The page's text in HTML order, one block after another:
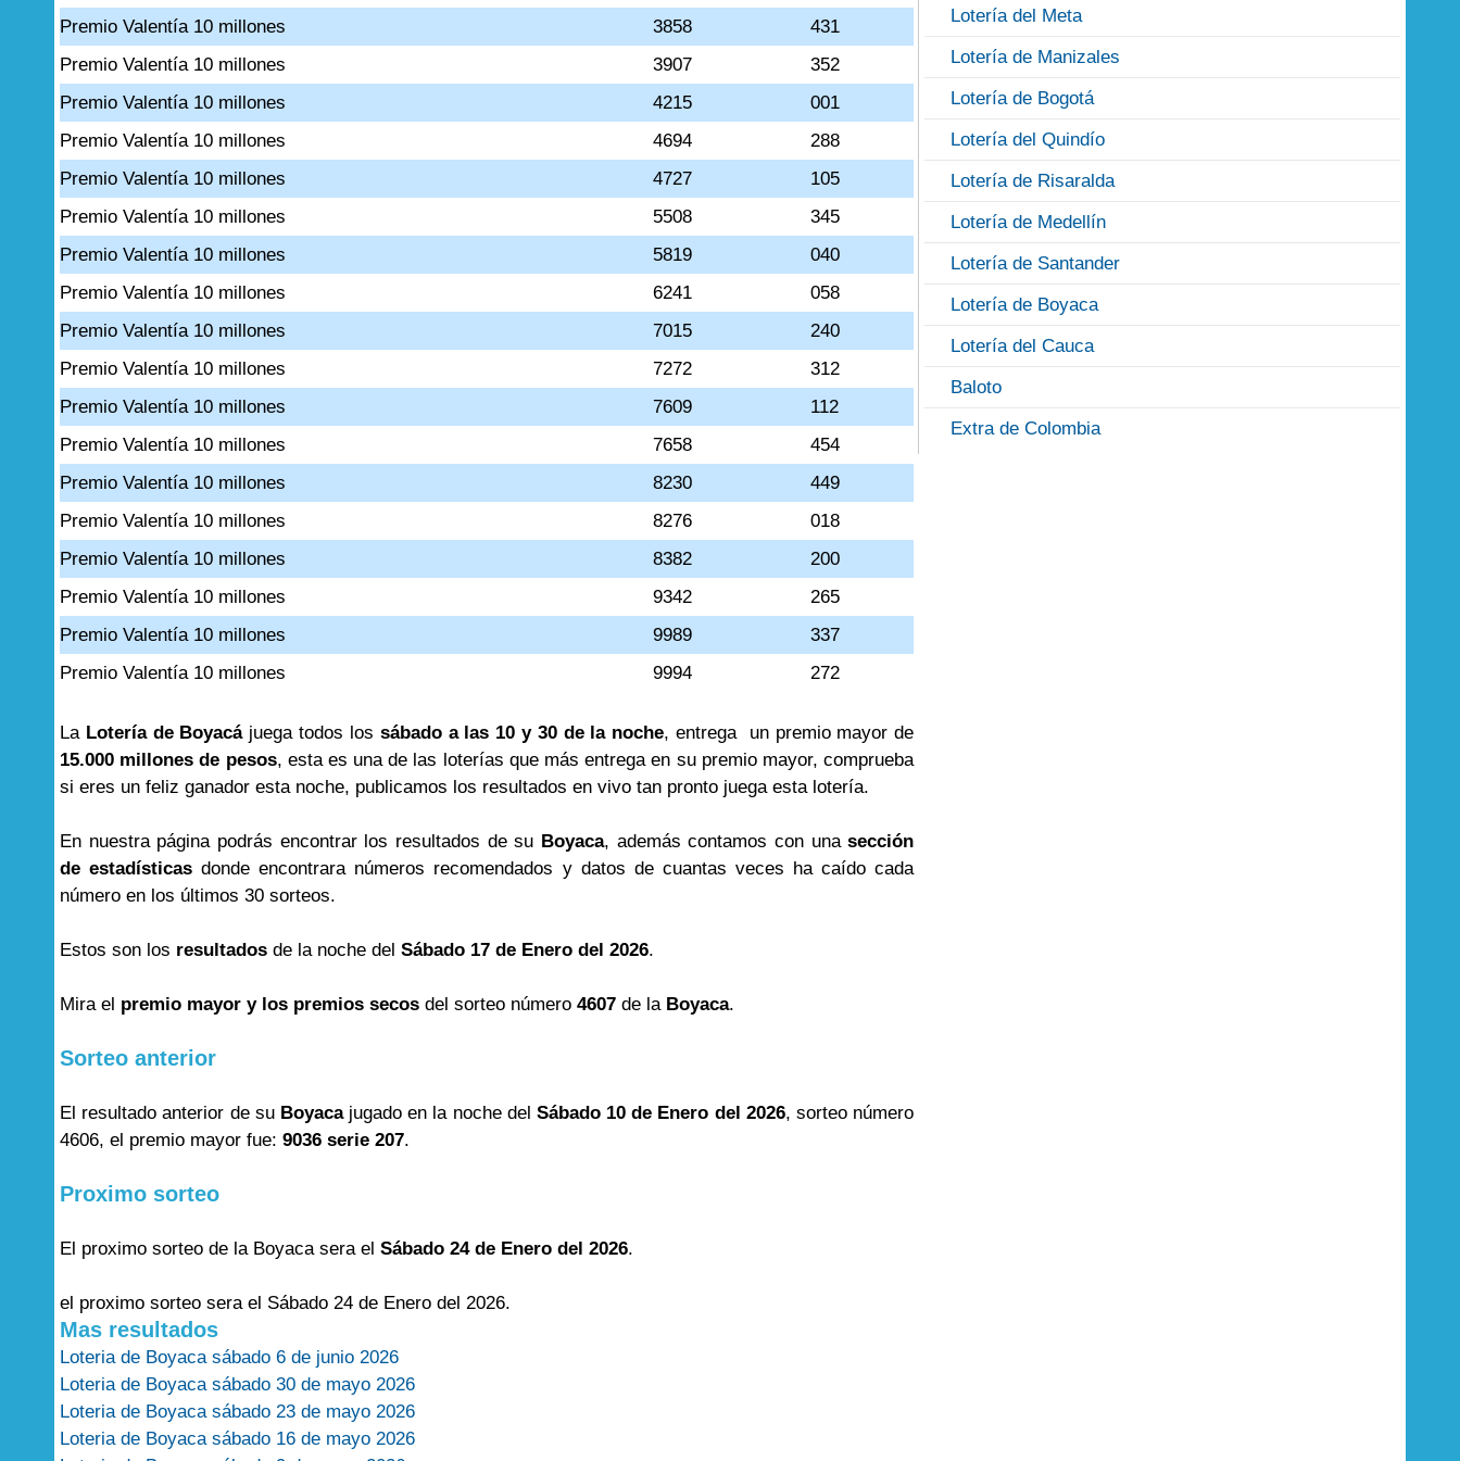
Premio Valentía 10 millones
3858
431
Premio Valentía 10 millones
3907
352
Premio Valentía 10 millones
4215
001
Premio Valentía 10 millones
4694
288
Premio Valentía 10 millones
4727
105
Premio Valentía 10 millones
5508
345
Premio Valentía 10 millones
5819
040
Premio Valentía 10 millones
6241
058
Premio Valentía 10 millones
7015
240
Premio Valentía 10 millones
7272
312
Premio Valentía 10 millones
7609
112
Premio Valentía 10 millones
7658
454
Premio Valentía 10 millones
8230
449
Premio Valentía 10 millones
8276
018
Premio Valentía 10 millones
8382
200
Premio Valentía 10 millones
9342
265
Premio Valentía 10 millones
9989
337
Premio Valentía 10 millones
9994 272
La Lotería de Boyacá juega todos los sábado a las 10 y 30 de la noche, entrega un premio mayor de
15.000 millones de pesos, esta es una de las loterías que más entrega en su premio mayor, comprueba
si eres un feliz ganador esta noche, publicamos los resultados en vivo tan pronto juega esta lotería.
En nuestra página podrás encontrar los resultados de su Boyaca, además contamos con unasección
de estadísticas donde encontrara números recomendados y datos de cuantas veces ha caído cada
número en los últimos 30 sorteos.
Estos son los resultados de la noche del Sábado 17 de Enero del 2026.
Mira el premio mayor y los premios secos del sorteo número 4607 de la Boyaca.
Sorteo anterior
El resultado anterior de su Boyacajugado en la noche del Sábado 10 de Enero del 2026, sorteo número
4606, el premio mayor fue: 9036 serie 207.
Proximo sorteo
El proximo sorteo de la Boyaca sera el Sábado 24 de Enero del 2026.
el proximo sorteo sera el Sábado 24 de Enero del 2026.
Mas resultados
Loteria de Boyaca sábado 6 de junio 2026
Loteria de Boyaca sábado 30 de mayo 2026
Loteria de Boyaca sábado 23 de mayo 2026
Loteria de Boyaca sábado 16 de mayo 2026
Lotería del Meta
Lotería de Manizales
Lotería de Bogotá
Lotería del Quindío
Lotería de Risaralda
Lotería de Medellín
Lotería de Santander
Lotería de Boyaca
Lotería del Cauca
Baloto
Extra de Colombia